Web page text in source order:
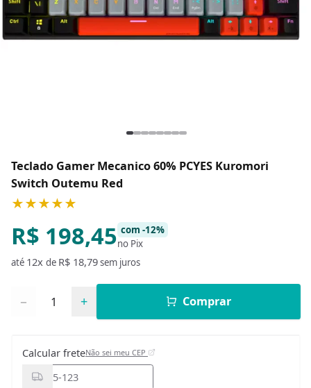
Teclado Gamer Mecanico 60% PCYES Kuromori
Switch Outemu Red
★★★★★
R$ 198,45 com -12%
no Pix
até 12x de R$ 18,79sem juros
− + Comprar
Calcular freteNão sei meu CEP